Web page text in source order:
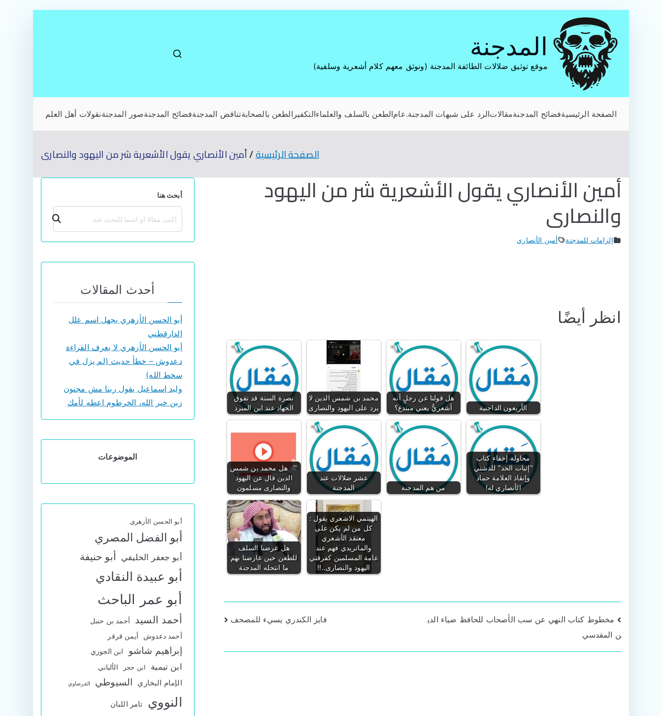
المحتوى
المدجنة
موقع توثيق ضلالات الطائفة المدجنة (ونوثق معهم كلام أشعرية وسلفية)
الصفحة الرئيسيةفضائح المدجنةمقالاتالرد على شبهات المدجنة.عامالطعن بالسلف والعلماءالتكفير الطعن بالصحابةتناقض المدجنةفضائح المدجنةصور المدجنةنقولات أهل العلم
الصفحة الرئيسية أمين الأنصاري يقول الأشعرية شر من اليهود والنصارى
أمين الأنصاري يقول الأشعرية شر من اليهود
والنصارى
إلزامات للمدجنة أمين الأنصاري
انظر أيضًا
نصرة السنة قد تفوق
الجهاد عند ابن المبرد
محمد بن شمس الدين لا
يرد على اليهود والنصارى
هل قولنا عن رجلٍ أنه
أشعريٌّ يعني مبتدع؟
الأربعون الداجنية
هل محمد بن شمس
الدين قال عن اليهود
والنصارى مسلمون
عشر ضلالات عند
المدجنة
من هم المدجنة
محاولة إخفاء كتاب
"إثبات الحد" للدشتي
وإنقاذ العلامة حماد
الأنصاري له!
هل عرضنا السلف
للطعن حين عارضنا بهم
ما انتحله المدجنة
الهيتمي الاشعري يقول :
كل من لم يكن على
معتقد الأشعري
والماتريدي فهم عند
عامة المسلمين كفرقتي
اليهود والنصارى..!!
تصفّح
المقالات
مخطوط كتاب النهي عن سب الأصحاب للحافظ ضياء الدي
ن المقدسي
فايز الكندري يسيء للمصحف
أبحث هنا
بحث
أحدث المقالات
أبو الحسن الأزهري يجهل اسم علل
الدارقطني
أبو الحسن الأزهري لا يعرف القراءة
دعدوش – خطأ حديث (لم يزل في
سخط الله)
وليد إسماعيل يقول ربنا مش مجنون
زين خير الله، الخرطوم اعطه لأمك
الموضوعات
أبو الحسن الأزهري
أبو الفضل المصري
أبو جعفر الخليفي أبو حنيفة
أبو عبيدة النقادي
أبو عمر الباحث
أحمد السيد
أحمد بن حنبل
أحمد دعدوش
أيمن قرقر
إبراهيم شاشو ابن الجوزي
ابن تيمية ابن حجر الألباني
الإمام البخاري السيوطي القرضاوي
النووي تامر اللبان